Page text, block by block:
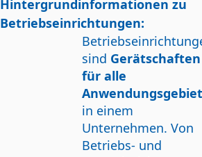
Hintergrundinformationen zu
Betriebseinrichtungen:
sind Gerätschaften
für alle
in einem
Unternehmen. Von
Betriebs- und